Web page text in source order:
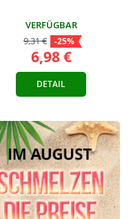
VERFÜGBAR
9,31 €
-25%
6,98 €
DETAIL